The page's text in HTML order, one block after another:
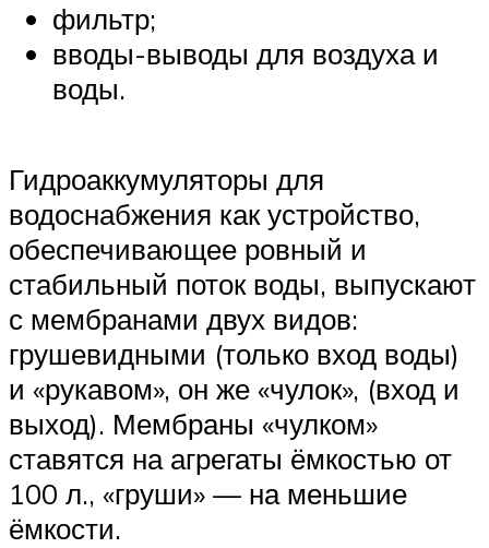
фильтр;
вводы-выводы для воздуха и
воды.
Гидроаккумуляторы для
водоснабжения как устройство,
обеспечивающее ровный и
стабильный поток воды, выпускают
с мембранами двух видов:
грушевидными (только вход воды)
и «рукавом», он же «чулок», (вход и
выход). Мембраны «чулком»
ставятся на агрегаты ёмкостью от
100 л., «груши» — на меньшие
ёмкости.